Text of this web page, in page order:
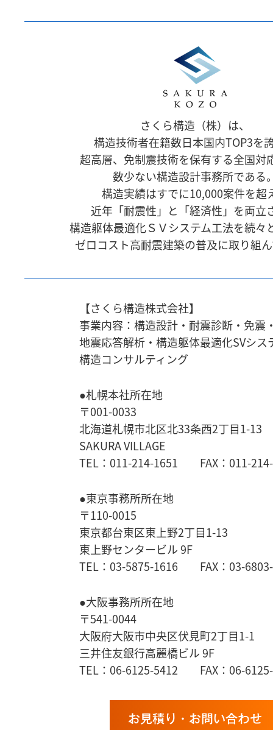
さくら構造（株）は、
構造技術者在籍数日本国内TOP3を
超高層、免制震技術を保有する全国対
数少ない構造設計事務所である
構造実績はすでに10,000案件を超
近年「耐震性」と「経済性」を両立
構造躯体最適化ＳＶシステム工法を続々
ゼロコスト高耐震建築の普及に取り組
【さくら構造株式会社】
事業内容：構造設計・耐震診断・免震
地震応答解析・ 構造躯体最適化SVシス
構造コンサルティング
●札幌本社所在地
〒001-0033
北海道札幌市北区北33条西2丁目1-13
SAKURA VILLAGE
TEL：011-214-1651 FAX：011-
●東京事務所所在地
〒110-0015
東京都台東区東上野2丁目1-13
東上野センタービル 9F
TEL：03-5875-1616 FAX：03-
●大阪事務所所在地
〒541-0044
大阪府大阪市中央区伏見町2丁目1-1
三井住友銀行高麗橋ビル 9F
TEL：06-6125-5412 FAX：06-
お見積り・お問い合わせ